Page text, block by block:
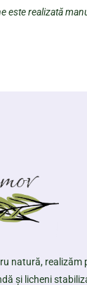
este realizată
natură, realizăm
și licheni